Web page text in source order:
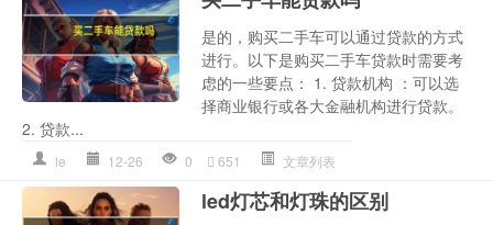
是的，购买二手车可以通过贷款的方式
进行。以下是购买二手车贷款时需要考
虑的一些要点： 1. 贷款机构 ：可以选
择商业银行或各大金融机构进行贷款。
2. 贷款...
le 12-26 0 651 文章列表
led灯芯和灯珠的区别